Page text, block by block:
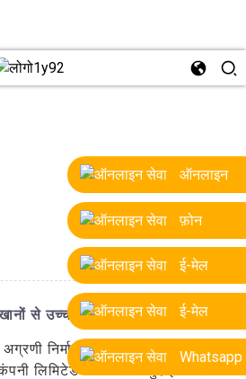
ऑनलाइन
फ़ोन
ई-मेल
ई-मेल
Whatsapp
से उच्च गुणवत्ता वाली खुदाई बाल्टियाँ
निर्माता और आपूर्तिकर्ता, यंताई
लिमिटेड की ओर से खुदाई बाल्टी का